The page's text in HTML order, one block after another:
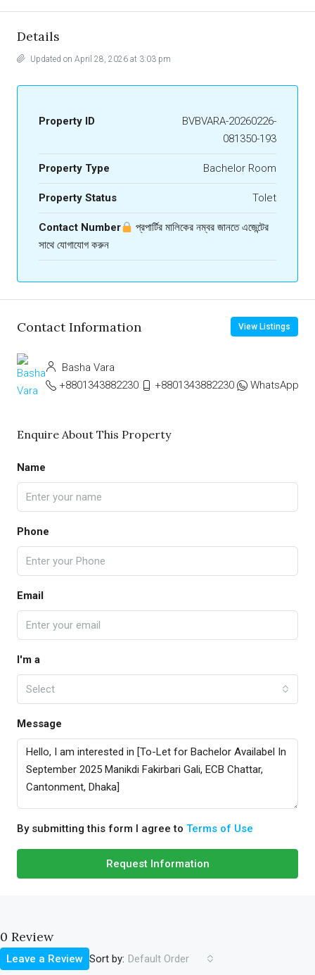
Details
Updated on April 28, 2026 at 3:03 pm
Property ID
BVBVARA-20260226-
081350-193
Property Type Bachelor Room
Property Status Tolet
Contact Number
প্রপার্টির মালিকের নম্বর জানতে এজেন্টের
সাথে যোগাযোগ করুন
Contact Information View Listings
Basha Vara
+8801343882230
+8801343882230 WhatsApp
Enquire About This Property
Name
Phone
Email
I'm a
Select
Message
By submitting this form I agree to Terms of Use
Request Information
0 Review
Sort by: Default Order
Leave a Review